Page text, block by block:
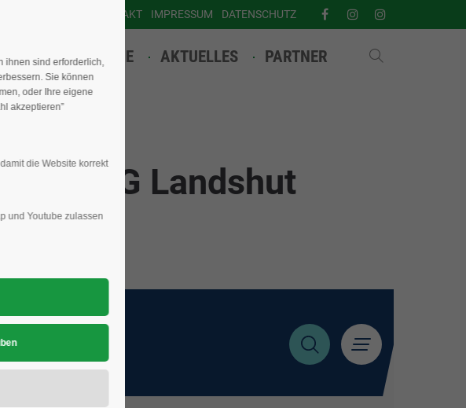
KONTAKT IMPRESSUM DATENSCHUTZ
TERMINE AKTUELLES PARTNER
I - TG Landshut
ihnen sind erforderlich,
Sie können
oder Ihre eigene
akzeptieren”
die Website korrekt
und Youtube zulassen